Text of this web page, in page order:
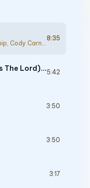
, Cody Carnes
8:35
10,000 Reasons (Bless The Lord) - Live5:42
3:50
3:50
3:17